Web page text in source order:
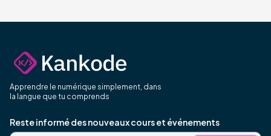
Apprendre le numérique simplement, dans
la langue que tu comprends
Reste informé des nouveaux cours et événements